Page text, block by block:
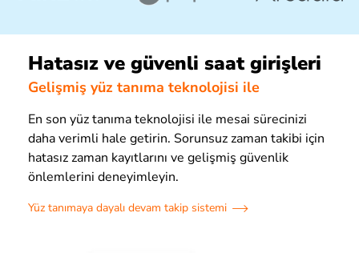
Hatasız ve güvenli saat girişleri
Gelişmiş yüz tanıma teknolojisi ile
En son yüz tanıma teknolojisi ile mesai sürecinizi
daha verimli hale getirin. Sorunsuz zaman takibi için
hatasız zaman kayıtlarını ve gelişmiş güvenlik
önlemlerini deneyimleyin.
Yüz tanımaya dayalı devam takip sistemi